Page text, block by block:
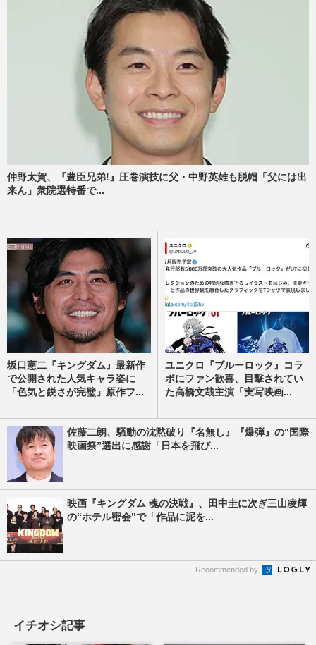
仲野太賀、『豊臣兄弟!』圧巻演技に父・中野英雄も脱帽「父には出
来ん」衆院選特番で...
坂口憲二『キングダム』最新作
で公開された人気キャラ姿に
「色気と鋭さが完璧」原作フ...
ユニクロ『ブルーロック』コラ
ボにファン歓喜、目撃されてい
た高橋文哉主演「実写映画...
佐藤二朗、騒動の沈黙破り『名無し』『爆弾』の“国際
映画祭”選出に感謝「日本を飛び...
映画『キングダム 魂の決戦』、田中圭に次ぎ三山凌輝
の“ホテル密会”で「作品に泥を...
Recommended by
イチオシ記事